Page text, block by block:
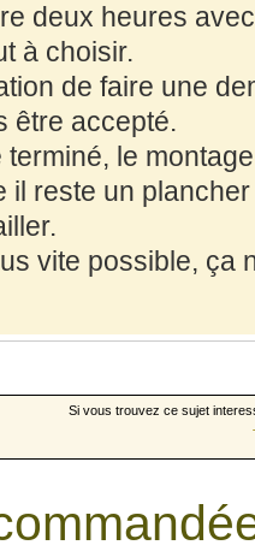
deux heures
à choisir.
de faire une
être accepté.
le
il reste un
vite possible, ça
Si vous trouvez ce sujet